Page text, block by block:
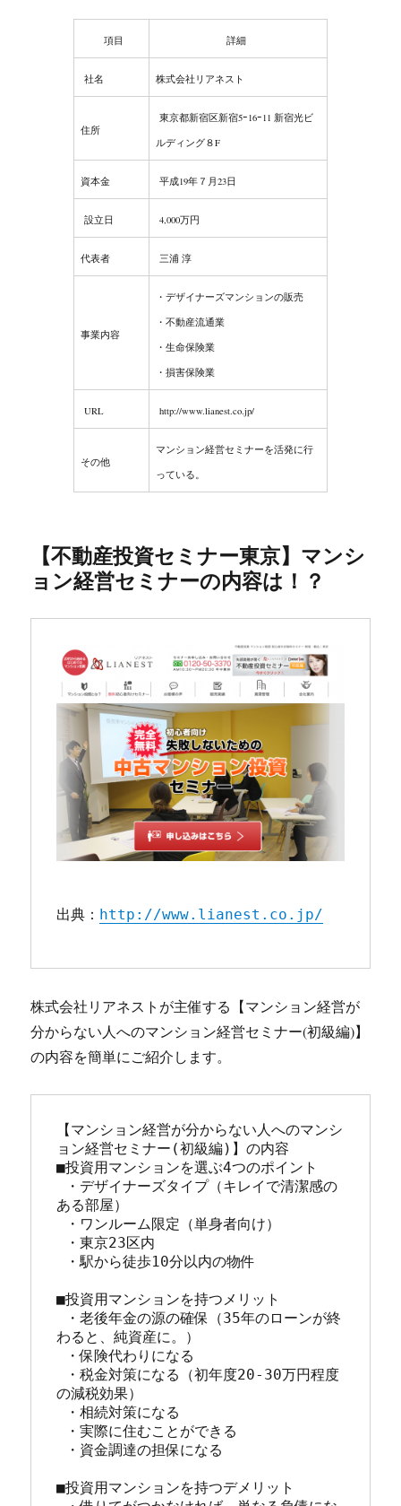
項目 詳細
社名 株式会社リアネスト
住所
東京都新宿区新宿5ｰ16ｰ11 新宿光ビ
ルディング８F
資本金 平成19年７月23日
設立日 4,000万円
代表者 三浦 淳
事業内容
・デザイナーズマンションの販売
・不動産流通業
・生命保険業
・損害保険業
URL http://www.lianest.co.jp/
その他
マンション経営セミナーを活発に行
っている。
【不動産投資セミナー東京】マンシ
ョン経営セミナーの内容は！？
出典： http://www.lianest.co.jp/
株式会社リアネストが主催する【マンション経営が
分からない人へのマンション経営セミナー(初級編)】
の内容を簡単にご紹介します。
【マンション経営が分からない人へのマンシ
ョン経営セミナー(初級編)】の内容
■投資用マンションを選ぶ4つのポイント
ある部屋）
■投資用マンションを持つメリット
わると、純資産に。）
の減税効果）
■投資用マンションを持つデメリット